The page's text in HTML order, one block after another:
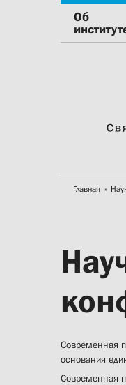
Об
Главная
Современная
основания
Современная